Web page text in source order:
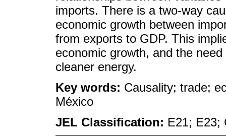
imports. There is a two-way
economic growth between
from exports to GDP. This
economic growth, and the
cleaner energy.
Key words: Causality; trade;
México
JEL Classification: E21; E23;